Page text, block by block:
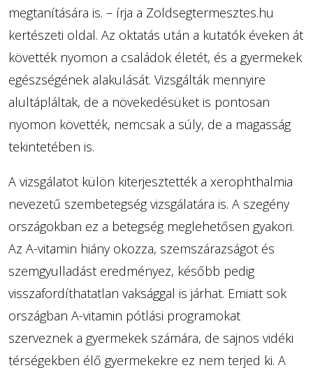
megtanítására is. – írja a Zoldsegtermesztes.hu
kertészeti oldal. Az oktatás után a kutatók éveken át
követték nyomon a családok életét, és a gyermekek
egészségének alakulását. Vizsgálták mennyire
alultápláltak, de a növekedésüket is pontosan
nyomon követték, nemcsak a súly, de a magasság
tekintetében is.
A vizsgálatot külön kiterjesztették a xerophthalmia
nevezetű szembetegség vizsgálatára is. A szegény
országokban ez a betegség meglehetősen gyakori.
Az A-vitamin hiány okozza, szemszárazságot és
szemgyulladást eredményez, később pedig
visszafordíthatatlan vaksággal is járhat. Emiatt sok
országban A-vitamin pótlási programokat
szerveznek a gyermekek számára, de sajnos vidéki
térségekben élő gyermekekre ez nem terjed ki. A